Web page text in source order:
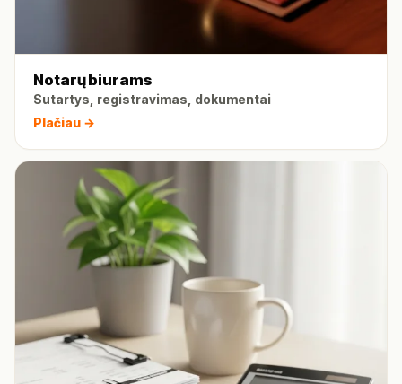
Notarų biurams
Sutartys, registravimas, dokumentai
Plačiau →